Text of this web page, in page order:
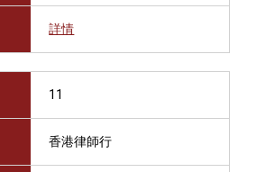
詳情
11
香港律師行